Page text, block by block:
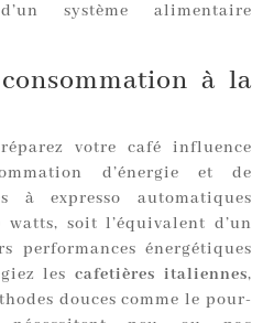
système alimentaire
à la
votre café influence
d’énergie et de
à expresso automatiques
watts, soit l’équivalent d’un
performances énergétiques
lescafetières italiennes,
douces comme le pour-